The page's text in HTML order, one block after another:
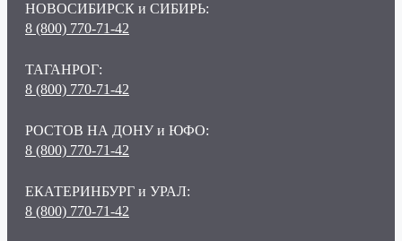
НОВОСИБИРСК и СИБИРЬ:
8 (800) 770-71-42
ТАГАНРОГ:
8 (800) 770-71-42
РОСТОВ НА ДОНУ и ЮФО:
8 (800) 770-71-42
ЕКАТЕРИНБУРГ и УРАЛ:
8 (800) 770-71-42